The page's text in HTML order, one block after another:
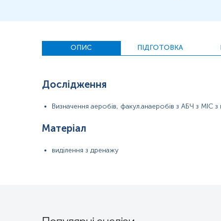
У випадках, коли для конкретного збудника Європейським
Звертаємо Вашу увагу, що вартість бактеріологічного
ОПИС ПІДГОТОВКА
Дослідження
Визначення аеробів, факул.анаеробів з АБЧ з МІС з
Матеріал
виділення з дренажу